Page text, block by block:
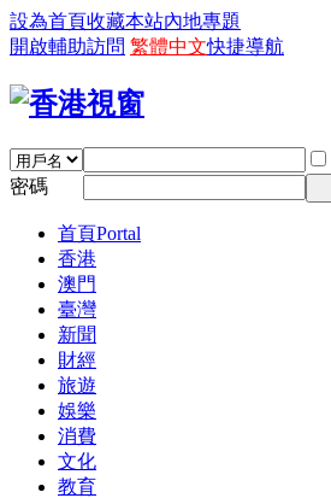
設為首頁收藏本站內地專題
開啟輔助訪問 繁體中文快捷導航
密碼
首頁Portal
香港
澳門
臺灣
新聞
財經
旅遊
娛樂
消費
文化
教育